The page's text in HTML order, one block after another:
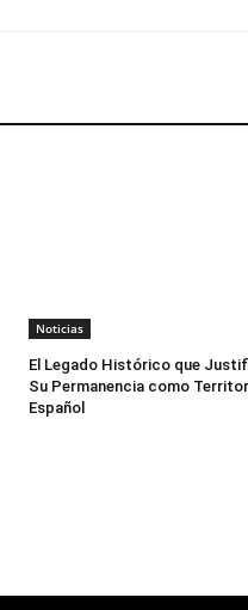
Noticias
El Legado Histórico que
Su Permanencia como
Español